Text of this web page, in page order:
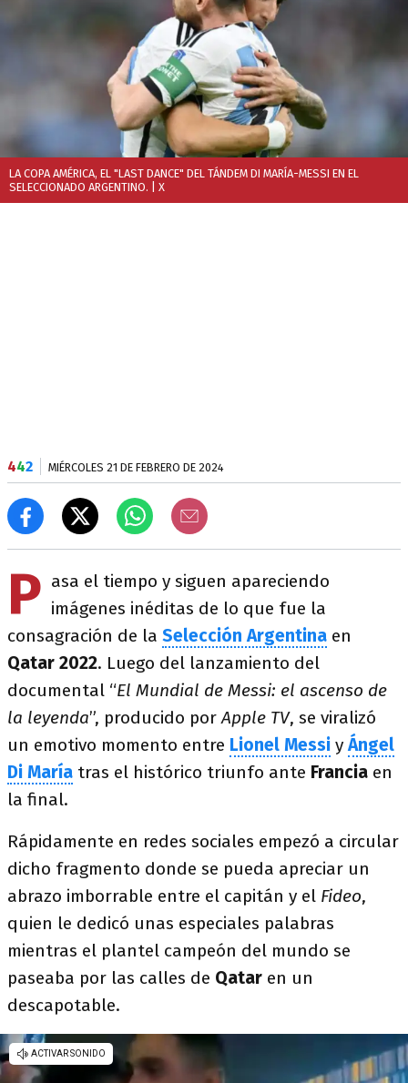
LA COPA AMÉRICA, EL "LAST DANCE" DEL TÁNDEM DI MARÍA-MESSI EN EL
SELECCIONADO ARGENTINO. | X
442 MIÉRCOLES 21 DE FEBRERO DE 2024
P asa el tiempo y siguen apareciendo
imágenes inéditas de lo que fue la
consagración de la Selección Argentina en
Qatar 2022. Luego del lanzamiento del
documental “El Mundial de Messi: el ascenso de
la leyenda”, producido porApple TV, se viralizó
un emotivo momento entre Lionel Messi yÁngel
Di María tras el histórico triunfo ante Francia en
la final.
Rápidamente en redes sociales empezó a circular
dicho fragmento donde se pueda apreciar un
abrazo imborrable entre el capitán y el Fideo,
quien le dedicó unas especiales palabras
mientras el plantel campeón del mundo se
paseaba por las calles de Qatar en un
descapotable.